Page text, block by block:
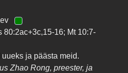
80:2ac+3c,15-16; Mt 10:7-
ja päästa meid.
Zhao Rong, preester, ja